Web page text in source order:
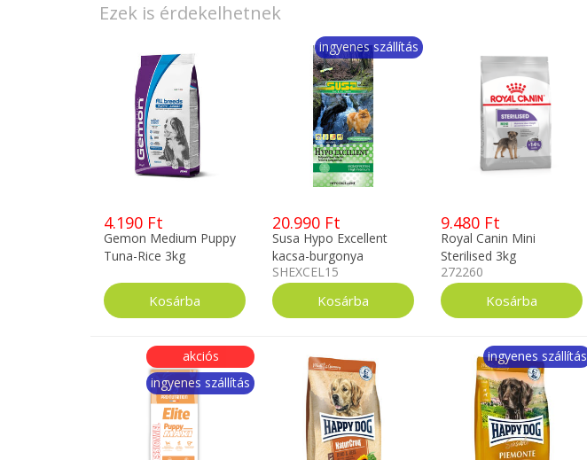
Ezek is érdekelhetnek
4.190 Ft
Gemon Medium Puppy
Tuna-Rice 3kg
ingyenes szállítás
20.990 Ft
Susa Hypo Excellent
kacsa-burgonya
hipoallergén kutyatáp
15kg
SHEXCEL15
9.480 Ft
Royal Canin Mini
Sterilised 3kg
272260
akciós
ingyenes szállítás
ingyenes szállítás